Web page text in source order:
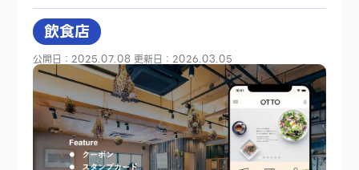
飲食店
公開日：2025.07.08 更新日：2026.03.05